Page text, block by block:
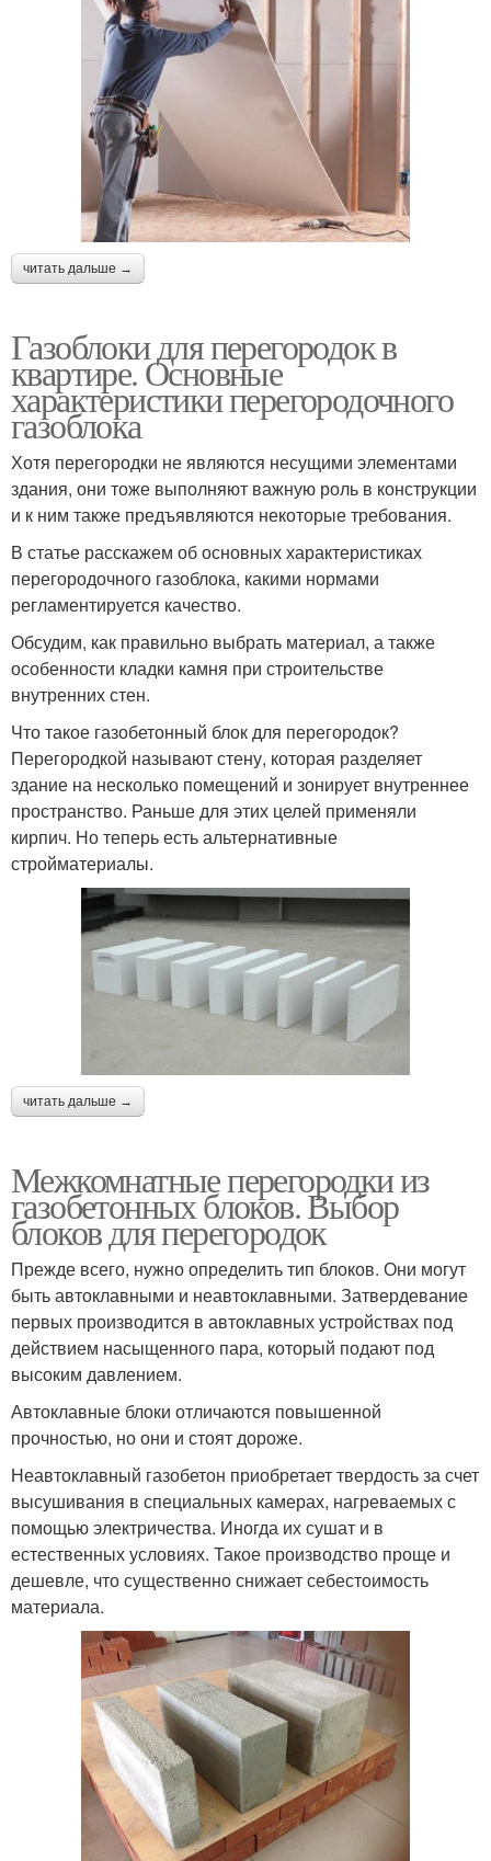
читать дальше →
Газоблоки для перегородок в
квартире. Основные
характеристики перегородочного
газоблока
Хотя перегородки не являются несущими элементами
здания, они тоже выполняют важную роль в конструкции
и к ним также предъявляются некоторые требования.
В статье расскажем об основных характеристиках
перегородочного газоблока, какими нормами
регламентируется качество.
Обсудим, как правильно выбрать материал, а также
особенности кладки камня при строительстве
внутренних стен.
Что такое газобетонный блок для перегородок?
Перегородкой называют стену, которая разделяет
здание на несколько помещений и зонирует внутреннее
пространство. Раньше для этих целей применяли
кирпич. Но теперь есть альтернативные
стройматериалы.
читать дальше →
Межкомнатные перегородки из
газобетонных блоков. Выбор
блоков для перегородок
Прежде всего, нужно определить тип блоков. Они могут
быть автоклавными и неавтоклавными. Затвердевание
первых производится в автоклавных устройствах под
действием насыщенного пара, который подают под
высоким давлением.
Автоклавные блоки отличаются повышенной
прочностью, но они и стоят дороже.
Неавтоклавный газобетон приобретает твердость за счет
высушивания в специальных камерах, нагреваемых с
помощью электричества. Иногда их сушат и в
естественных условиях. Такое производство проще и
дешевле, что существенно снижает себестоимость
материала.